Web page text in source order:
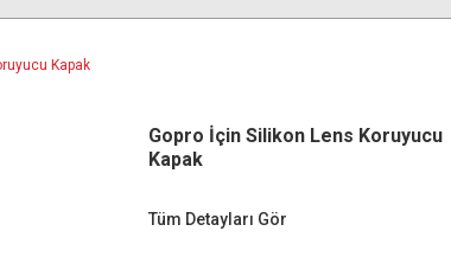
Gopro İçin Silikon Lens Koruyucu
Kapak
Tüm Detayları Gör